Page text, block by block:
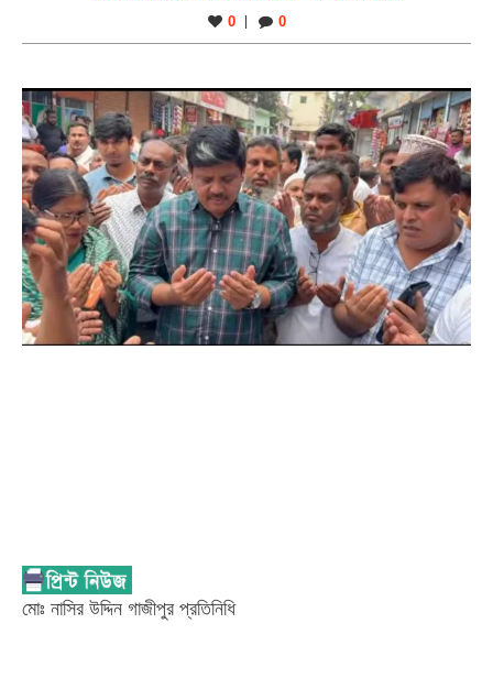
0
0
মোঃ নাসির উদ্দিন গাজীপুর প্রতিনিধি